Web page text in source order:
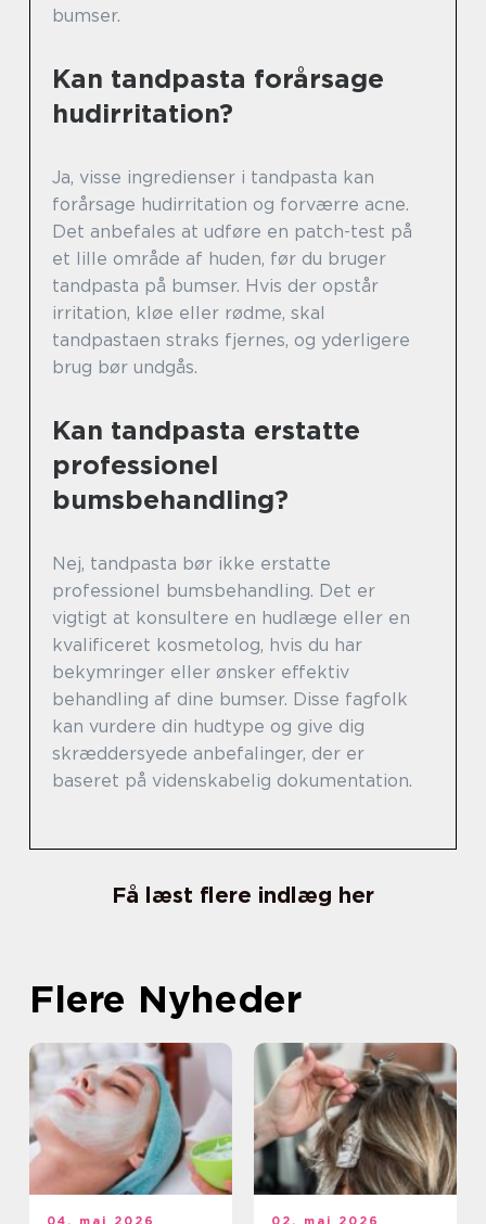
bumser.
Kan tandpasta forårsage
hudirritation?
Ja, visse ingredienser i tandpasta kan
forårsage hudirritation og forværre acne.
Det anbefales at udføre en patch-test på
et lille område af huden, før du bruger
tandpasta på bumser. Hvis der opstår
irritation, kløe eller rødme, skal
tandpastaen straks fjernes, og yderligere
brug bør undgås.
Kan tandpasta erstatte
professionel
bumsbehandling?
Nej, tandpasta bør ikke erstatte
professionel bumsbehandling. Det er
vigtigt at konsultere en hudlæge eller en
kvalificeret kosmetolog, hvis du har
bekymringer eller ønsker effektiv
behandling af dine bumser. Disse fagfolk
kan vurdere din hudtype og give dig
skræddersyede anbefalinger, der er
baseret på videnskabelig dokumentation.
Få læst flere indlæg her
Flere Nyheder
04. maj 2026 02. maj 2026